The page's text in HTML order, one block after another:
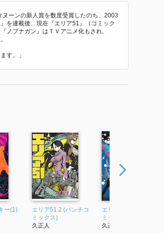
ーンの新人賞を数度受賞したのち、2003
を連載後、現在『エリア51』（コミック
ノブナガン』はＴＶアニメ化もされ、
す。」
ー(1)
エリア51 2 (バンチコ
ミックス)
久正人
エリア51 3 (バンチコ
ミックス)
久正人